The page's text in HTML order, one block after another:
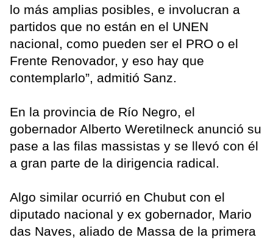
lo más amplias posibles, e involucran a
partidos que no están en el UNEN
nacional, como pueden ser el PRO o el
Frente Renovador, y eso hay que
contemplarlo”, admitió Sanz.
En la provincia de Río Negro, el
gobernador Alberto Weretilneck anunció su
pase a las filas massistas y se llevó con él
a gran parte de la dirigencia radical.
Algo similar ocurrió en Chubut con el
diputado nacional y ex gobernador, Mario
das Naves, aliado de Massa de la primera